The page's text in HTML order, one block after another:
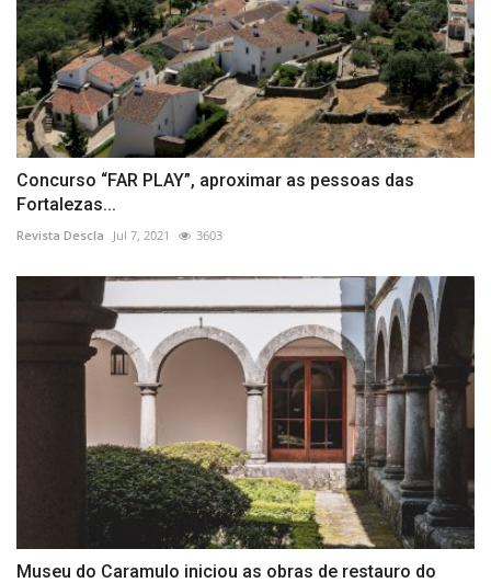
Concurso “FAR PLAY”, aproximar as pessoas das
Fortalezas...
Revista Descla Jul 7, 2021 3603
Museu do Caramulo iniciou as obras de restauro do